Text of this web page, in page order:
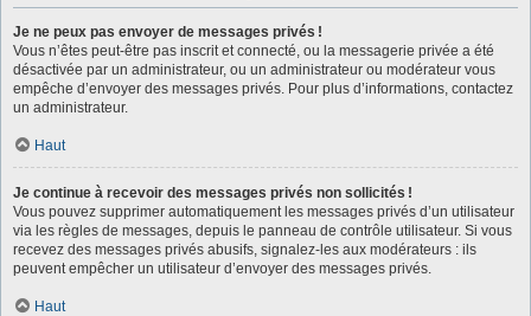
Je ne peux pas envoyer de messages privés !
Vous n’êtes peut-être pas inscrit et connecté, ou la messagerie privée a été
désactivée par un administrateur, ou un administrateur ou modérateur vous
empêche d’envoyer des messages privés. Pour plus d’informations, contactez
un administrateur.
Haut
Je continue à recevoir des messages privés non sollicités !
Vous pouvez supprimer automatiquement les messages privés d’un utilisateur
via les règles de messages, depuis le panneau de contrôle utilisateur. Si vous
recevez des messages privés abusifs, signalez-les aux modérateurs : ils
peuvent empêcher un utilisateur d’envoyer des messages privés.
Haut